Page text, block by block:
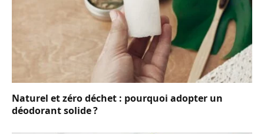
Naturel et zéro déchet : pourquoi adopter un
déodorant solide ?